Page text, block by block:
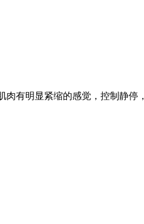
有明显紧缩的感觉，控制静停